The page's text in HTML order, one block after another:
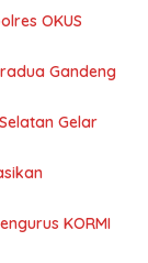
OKUS
Gandeng
Gelar
KORMI